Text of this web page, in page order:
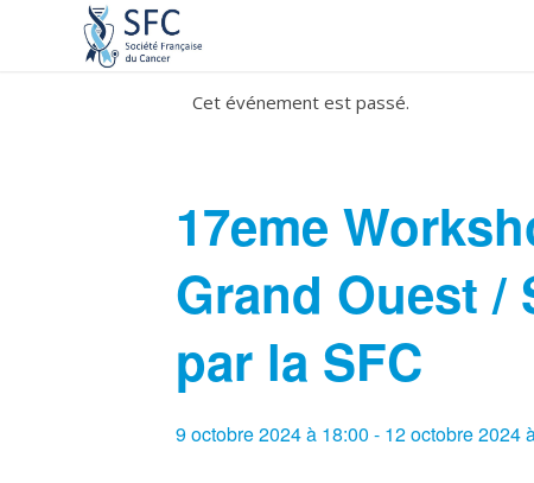
Cet événement est passé.
17eme
Grand Ouest /
par la SFC
9 octobre 2024 à 18:00 - 12 octobre 2024